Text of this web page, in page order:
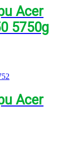
Acer
5750g
Acer